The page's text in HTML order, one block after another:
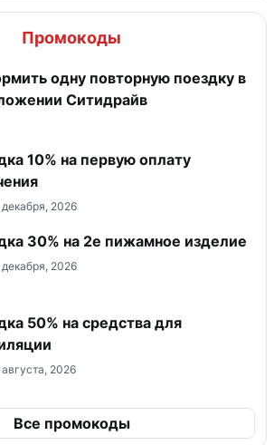
Промокоды
одну повторную поездку в
Ситидрайв
10% на первую оплату
2026
30% на 2е пижамное изделие
2026
50% на средства для
2026
Все промокоды